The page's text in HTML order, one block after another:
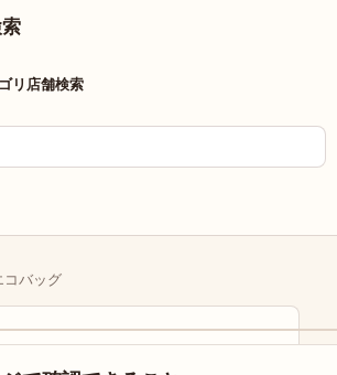
リ 店舗検索
コバッグ